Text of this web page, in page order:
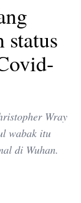
status
Wray
wabak itu
di Wuhan.